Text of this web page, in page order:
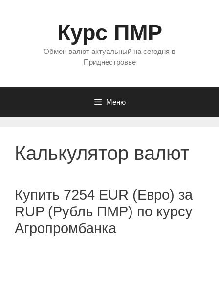
Курс ПМР
Обмен валют актуальный на сегодня в
Приднестровье
Меню
Калькулятор валют
Купить 7254 EUR (Евро) за
RUP (Рубль ПМР) по курсу
Агропромбанка